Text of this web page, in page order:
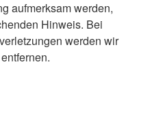
aufmerksam werden,
Hinweis. Bei
werden wir